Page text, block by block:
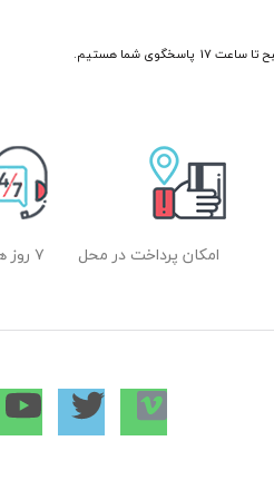
امکان پرداخت در محل ۷ روز هفته، ۲۴ ساعته